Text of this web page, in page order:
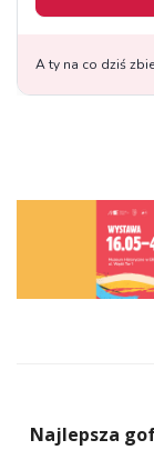
Najlepsza